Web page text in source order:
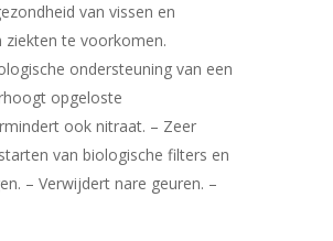
van vissen en
ziekten te voorkomen.
ondersteuning van een
opgeloste
ook nitraat. – Zeer
van biologische filters en
– Verwijdert nare geuren. –